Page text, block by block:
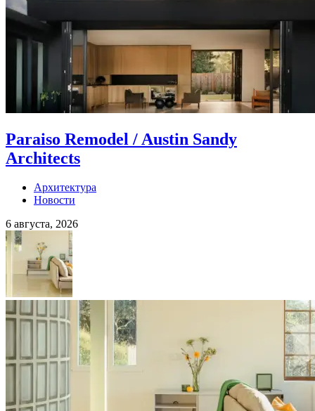
Paraiso Remodel / Austin Sandy
Architects
Архитектура
Новости
6 августа, 2026